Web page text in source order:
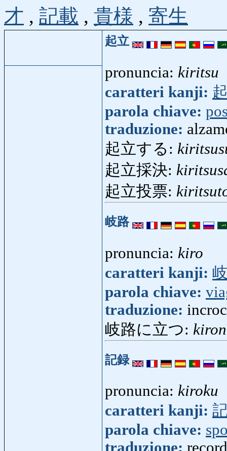
才 , 記載 , 貴様 , 寄生
起立
pronuncia: kiritsu
caratteri kanji:
parola chiave:
traduzione:
起立する:
起立採決:
起立投票:
岐路
pronuncia: kiro
caratteri kanji:
parola chiave:
traduzione:
岐路に立つ:
記録
pronuncia: kiroku
caratteri kanji:
parola chiave: